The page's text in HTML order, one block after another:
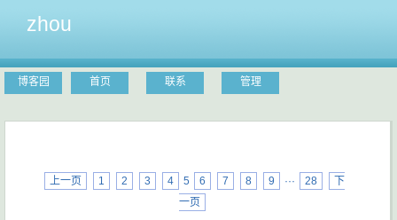
zhou
博客园 首页 联系 管理
上一页 1 2 3 4 5 6 7 8 9 ··· 28
下
一页